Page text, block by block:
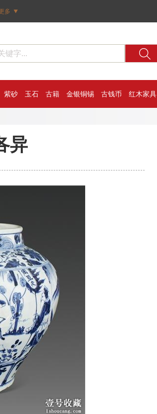
多
紫砂 玉石 古籍 金银铜锡 古钱币 红木家具
异